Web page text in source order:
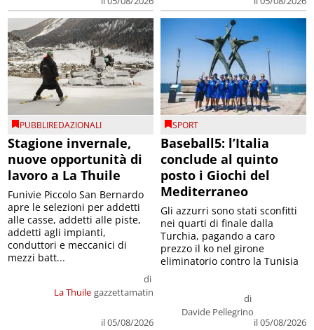
PUBBLIREDAZIONALI
Stagione invernale,
nuove opportunità di
lavoro a La Thuile
La Thuile
di
gazzettamatin
il 05/08/2026
Funivie Piccolo San Bernardo
apre le selezioni per addetti
alle casse, addetti alle piste,
addetti agli impianti,
conduttori e meccanici di
mezzi batt...
SPORT
Baseball5: l’Italia
conclude al quinto
posto i Giochi del
Mediterraneo
di
Davide Pellegrino
il 05/08/2026
Gli azzurri sono stati sconfitti
nei quarti di finale dalla
Turchia, pagando a caro
prezzo il ko nel girone
eliminatorio contro la Tunisia